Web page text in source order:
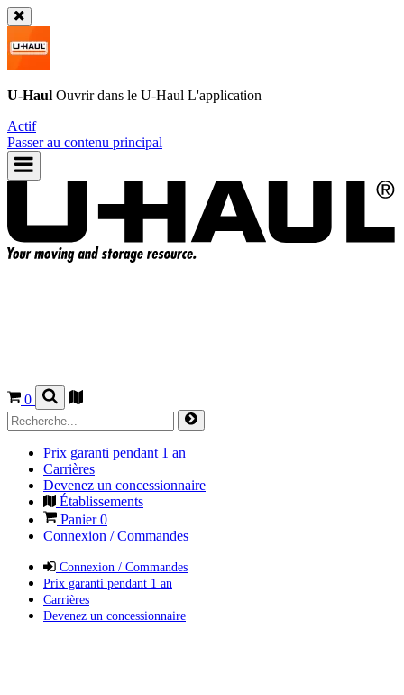
U-Haul Ouvrir dans le U-Haul L'application
Actif
Passer au contenu principal
0
Prix garanti pendant 1 an
Carrières
Devenez un concessionnaire
Établissements
Panier0
Connexion / Commandes
Connexion / Commandes
Prix garanti pendant 1 an
Carrières
Devenez un concessionnaire